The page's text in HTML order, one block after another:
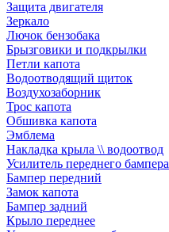
Защита двигателя
Зеркало
Лючок бензобака
Брызговики и подкрылки
Петли капота
Водоотводящий щиток
Воздухозаборник
Трос капота
Обшивка капота
Эмблема
Накладка крыла \\ водоотвод
Усилитель переднего бампера
Бампер передний
Замок капота
Бампер задний
Крыло переднее